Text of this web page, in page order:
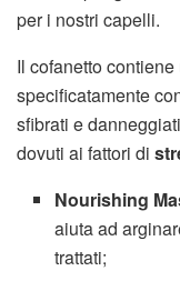
per i nostri capelli.
Il cofanetto
specificatamente
sfibrati e
dovuti ai fattori di
Nourishing
aiuta ad
trattati;